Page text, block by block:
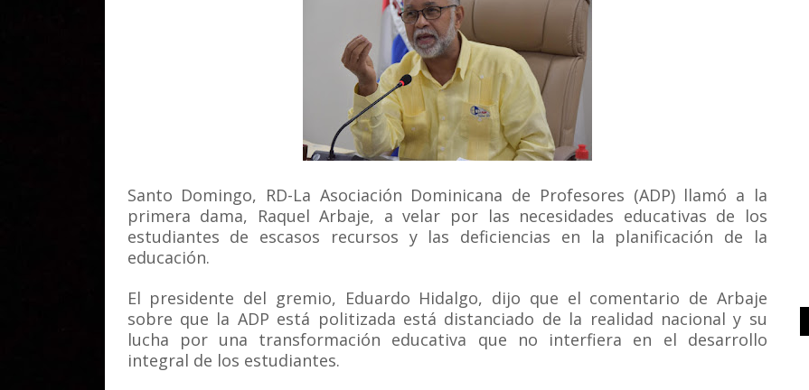
Santo Domingo, RD-La Asociación Dominicana de Profesores (ADP) llamó a la
primera dama, Raquel Arbaje, a velar por las necesidades educativas de los
estudiantes de escasos recursos y las deficiencias en la planificación de la
educación.
El presidente del gremio, Eduardo Hidalgo, dijo que el comentario de Arbaje
sobre que la ADP está politizada está distanciado de la realidad nacional y su
lucha por una transformación educativa que no interfiera en el desarrollo
integral de los estudiantes.